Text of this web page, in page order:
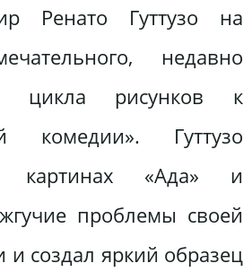
Ренато Гуттузо на
недавно
цикла рисунков к
комедии». Гуттузо
картинах «Ада» и
проблемы своей
и создал яркий образец